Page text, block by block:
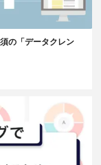
の「データクレン